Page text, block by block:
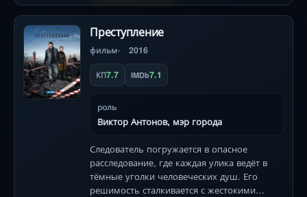
Преступление
фильм 2016
КП7.7 IMDb7.1
роль
Виктор Антонов, мэр города
Следователь погружается в опасное
расследование, где каждая улика ведёт в
тёмные уголки человеческих душ. Его
решимость сталкивается с жестокими